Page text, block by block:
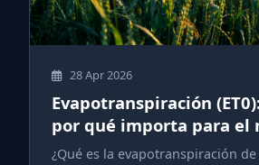
28 Apr 2026
Evapotranspiración
por qué importa para el
¿Qué es la evapotranspiración